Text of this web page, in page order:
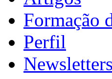
Formação
Perfil
Newsletters